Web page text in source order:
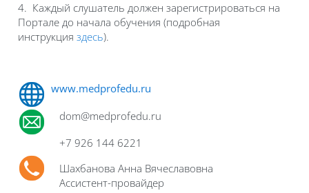
4. Каждый слушатель должен зарегистрироваться на
Портале до начала обучения (подробная
инструкция здесь).
www.medprofedu.ru
dom@medprofedu.ru
+7 926 144 6221
Шахбанова Анна Вячеславовна
Ассистент-провайдер